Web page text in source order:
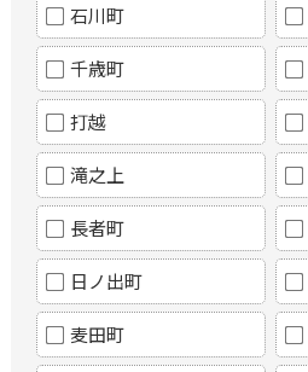
石川町
千歳町
打越
滝之上
長者町
日ノ出町
麦田町